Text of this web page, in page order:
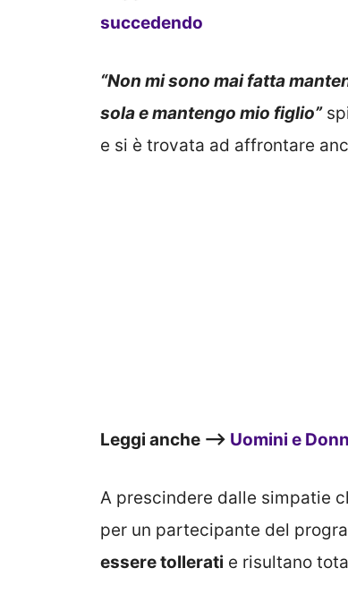
succedendo
“Non mi sono mai fatta
sola e mantengo mio figlio”
e si è trovata ad affrontare
Leggi anche –> Uomini e
A prescindere dalle simpatie
per un partecipante del
essere tollerati e risultano